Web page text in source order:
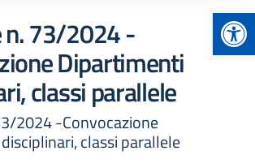
n. 73/2024 -
Dipartimenti
classi parallele
2024 -Convocazione
classi parallele